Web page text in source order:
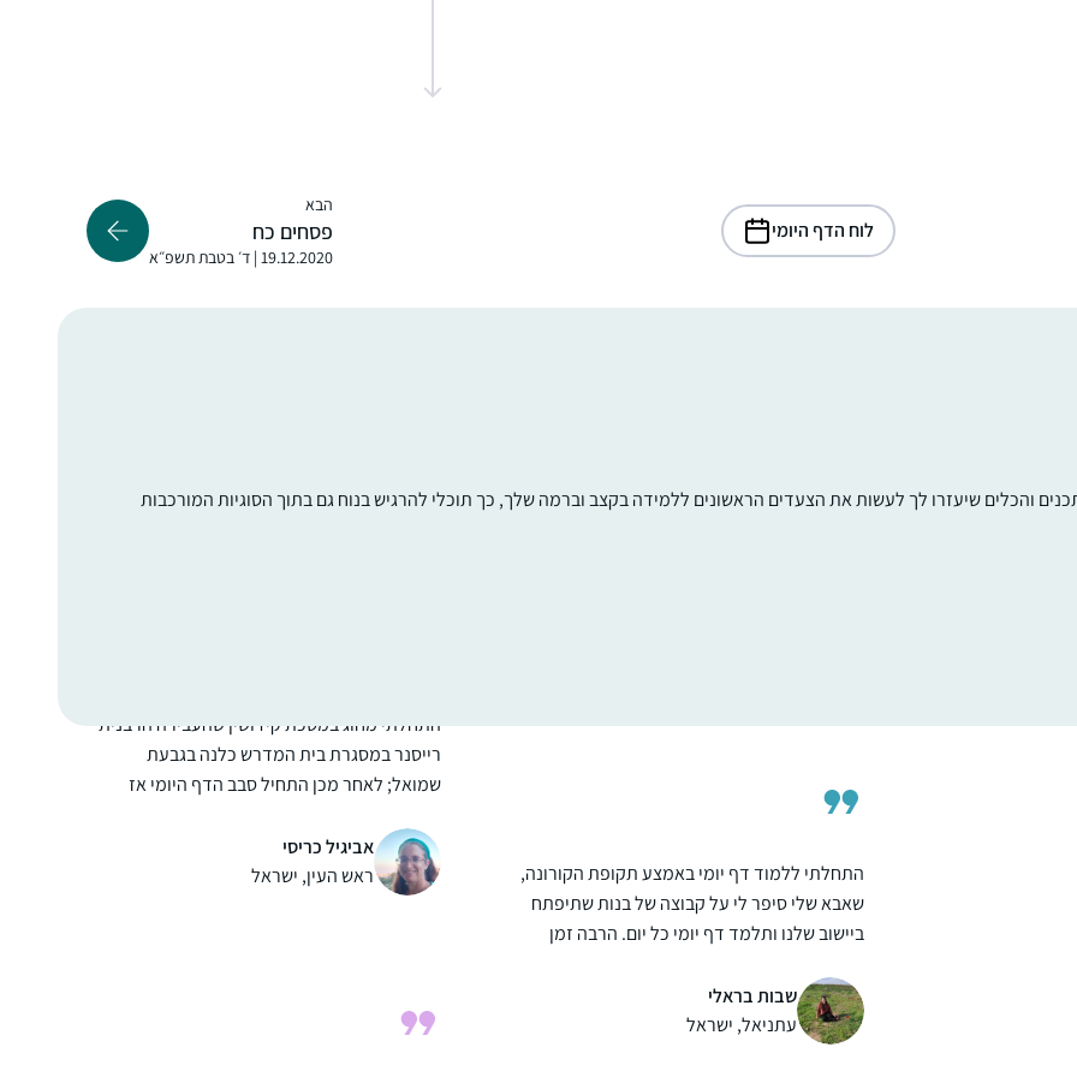
לוח הדף היומי
הבא
פסחים כח
19.12.2020 | ד׳ בטבת תשפ״א
והכלים שיעזרו לך לעשות את הצעדים הראשונים ללמידה בקצב וברמה שלך, כך תוכלי להרגיש בנוח גם בתוך הסוגיות המורכבות
התחלתי ללמוד לפני 4.5 שנים, כשהודיה חברה
התחלתי ללמוד דף יומי באמצע תקופת הקורונה,
שאבא שלי סיפר לי על קבוצה של בנות שתיפתח
ביישוב שלנו ותלמד דף יומי כל יום. הרבה זמן
בשבילי. הצטרפתי במסכת שקלים ובאמצע
הייתה הפסקה קצרה. כיום אני כבר לומדת
באולפנה ולומדת דף יומי לבד מתוך גמרא של
שבות בראלי
עתניאל, ישראל
התחלתי מחוג במסכת קידושין שהעבירה הרבנית
רייסנר במסגרת בית המדרש כלנה בגבעת
שמואל; לאחר מכן התחיל סבב הדף היומי אז
כולם תומכים ומשתתפים איתי. הלימוד לעתים
מעניין ומעשיר ולעתים קשה ואף הזוי… אך אני
ממשיכה קדימה. הוא משפיע על היומיום שלי
אביגיל כריסי
ראש העין, ישראל
(חוץ מעירובין איכשהו). השנה כשהגעתי
מזכרת בתיה, ישראל
הדף וגונבת כל פעם חצי דף כשהילדים עסוקים